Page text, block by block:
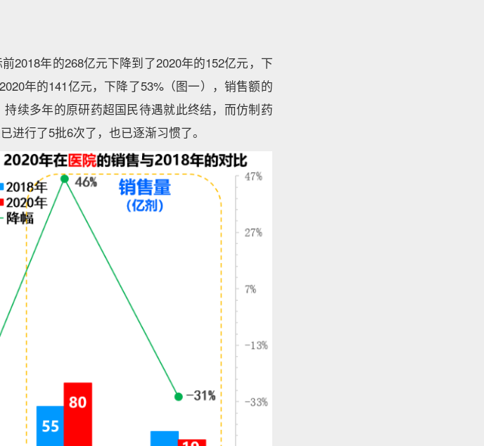
2018年的268亿元下降到了2020年的152亿元，下
年的141亿元，下降了53%（图一），销售额的
续多年的原研药超国民待遇就此终结，而仿制药
进行了5批6次了，也已逐渐习惯了。